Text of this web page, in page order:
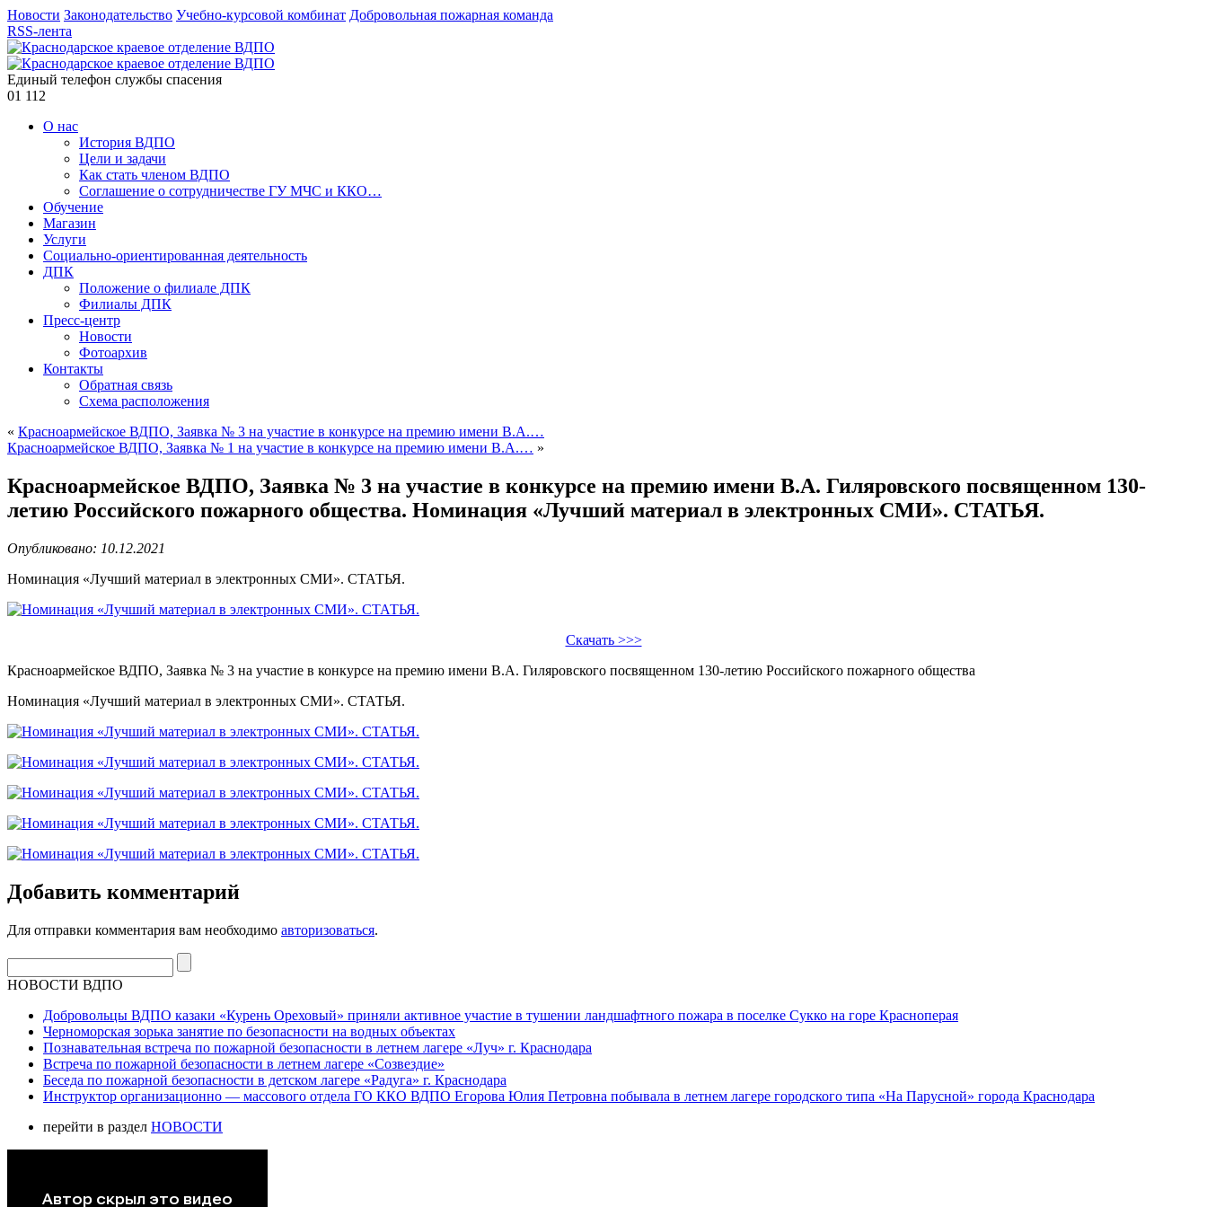
Новости Законодательство Учебно-курсовой комбинат Добровольная пожарная команда
RSS-лента
Единый телефон службы спасения
01 112
О нас
История ВДПО
Цели и задачи
Как стать членом ВДПО
Соглашение о сотрудничестве ГУ МЧС и ККО…
Обучение
Магазин
Услуги
Социально-ориентированная деятельность
ДПК
Положение о филиале ДПК
Филиалы ДПК
Пресс-центр
Новости
Фотоархив
Контакты
Обратная связь
Схема расположения
« Красноармейское ВДПО, Заявка № 3 на участие в конкурсе на премию имени В.А.…
Красноармейское ВДПО, Заявка № 1 на участие в конкурсе на премию имени В.А.… »
Красноармейское ВДПО, Заявка № 3 на участие в конкурсе на премию имени В.А. Гиляровского посвященном 130-
летию Российского пожарного общества. Номинация «Лучший материал в электронных СМИ». СТАТЬЯ.
Опубликовано: 10.12.2021
Номинация «Лучший материал в электронных СМИ». СТАТЬЯ.
Скачать >>>
Красноармейское ВДПО, Заявка № 3 на участие в конкурсе на премию имени В.А. Гиляровского посвященном 130-летию Российского пожарного общества
Номинация «Лучший материал в электронных СМИ». СТАТЬЯ.
Добавить комментарий
Для отправки комментария вам необходимо авторизоваться.
НОВОСТИ ВДПО
Добровольцы ВДПО казаки «Курень Ореховый» приняли активное участие в тушении ландшафтного пожара в поселке Сукко на горе Красноперая
Черноморская зорька занятие по безопасности на водных объектах
Познавательная встреча по пожарной безопасности в летнем лагере «Луч» г. Краснодара
Встреча по пожарной безопасности в летнем лагере «Созвездие»
Беседа по пожарной безопасности в детском лагере «Радуга» г. Краснодара
Инструктор организационно — массового отдела ГО ККО ВДПО Егорова Юлия Петровна побывала в летнем лагере городского типа «На Парусной» города Краснодара
перейти в раздел НОВОСТИ